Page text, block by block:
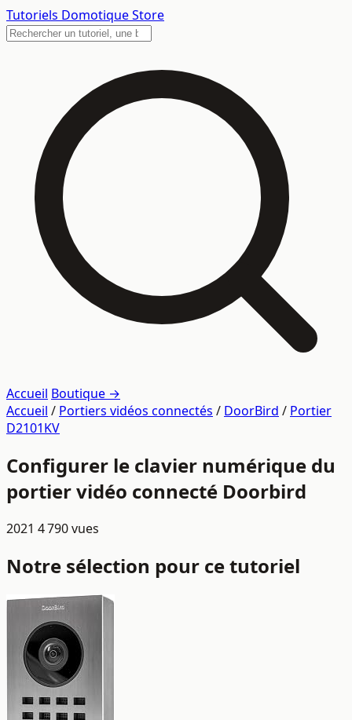
Tutoriels Domotique Store
Accueil Boutique →
Accueil / Portiers vidéos connectés / DoorBird / Portier
D2101KV
Configurer le clavier numérique du
portier vidéo connecté Doorbird
2021 4 790 vues
Notre sélection pour ce tutoriel